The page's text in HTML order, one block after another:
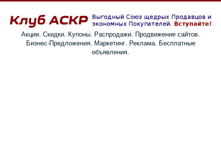
Акции. Скидки. Купоны. Распродажи. Продвижение сайтов.
Бизнес-Предложения. Маркетинг. Реклама. Бесплатные
объявления.